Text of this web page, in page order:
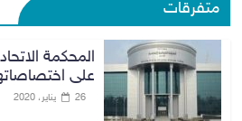
متفرقات
المحكمة
على
26 يناير، 2020